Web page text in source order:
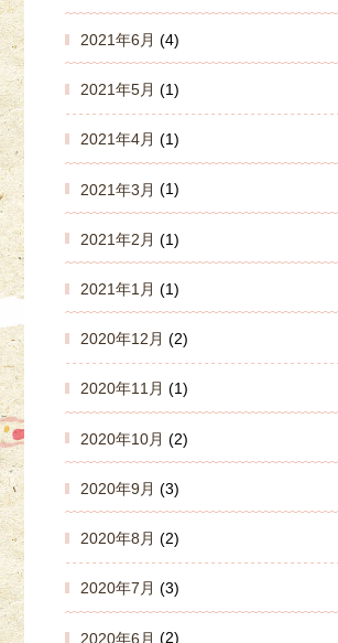
2021年6月 (4)
2021年5月 (1)
2021年4月 (1)
2021年3月 (1)
2021年2月 (1)
2021年1月 (1)
2020年12月 (2)
2020年11月 (1)
2020年10月 (2)
2020年9月 (3)
2020年8月 (2)
2020年7月 (3)
2020年6月 (2)